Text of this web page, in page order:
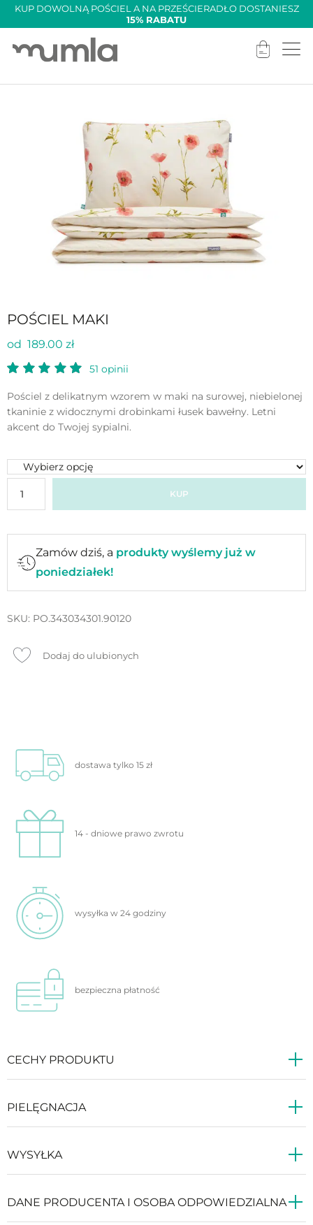
KUP DOWOLNĄ POŚCIEL A NA PRZEŚCIERADŁO DOSTANIESZ
15% RABATU
POŚCIEL MAKI
od 189.00 zł
51 opinii
Pościel z delikatnym wzorem w maki na surowej, niebielonej
tkaninie z widocznymi drobinkami łusek bawełny. Letni
akcent do Twojej sypialni.
KUP
Zamów dziś, a produkty wyślemy już w
poniedziałek!
SKU: PO.343034301.90120
Dodaj do ulubionych
dostawa tylko 15 zł
14 - dniowe prawo zwrotu
wysyłka w 24 godziny
bezpieczna płatność
CECHY PRODUKTU
PIELĘGNACJA
WYSYŁKA
DANE PRODUCENTA I OSOBA ODPOWIEDZIALNA